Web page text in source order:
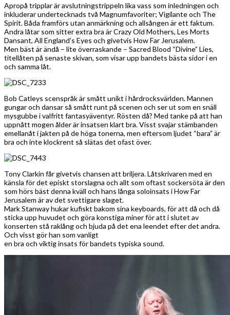
Apropå tripplar är avslutningstrippeln lika vass som inledningen och
inkluderar undertecknads två Magnumfavoriter; Vigilante och The
Spirit. Båda framförs utan anmärkning och allsången är ett faktum.
Andra låtar som sitter extra bra är Crazy Old Mothers, Les Morts
Dansant, All England’s Eyes och givetvis How Far Jerusalem.
Men bäst är ändå – lite överraskande – Sacred Blood “Divine” Lies,
titellåten på senaste skivan, som visar upp bandets bästa sidor i en
och samma låt.
Bob Catleys scenspråk är smått unikt i hårdrocksvärlden. Mannen
gungar och dansar så smått runt på scenen och ser ut som en snäll
mysgubbe i valfritt fantasyäventyr. Rösten då? Med tanke på att han
uppnått mogen ålder är insatsen klart bra. Visst svajar stämbanden
emellanåt i jakten på de höga tonerna, men eftersom ljudet “bara” är
bra och inte klockrent så slätas det ofast över.
Tony Clarkin får givetvis chansen att briljera. Låtskrivaren med en
känsla för det episkt storslagna och allt som oftast sockersöta är den
som hörs bäst denna kväll och hans långa soloinsats i How Far
Jerusalem är av det svettigare slaget.
Mark Stanway hukar kufiskt bakom sina keyboards, för att då och då
sticka upp huvudet och göra konstiga miner för att i slutet av
konserten stå raklång och bjuda på det ena leendet efter det andra.
Och visst gör han som vanligt
en bra och viktig insats för bandets typiska sound.